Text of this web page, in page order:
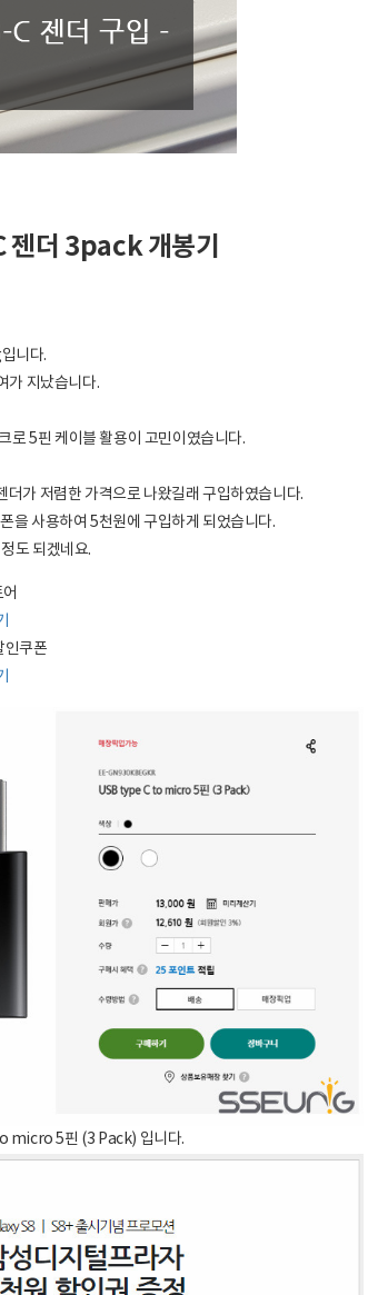
더 3pack 개봉기
니다.
가 지났습니다.
로 5핀 케이블 활용이 고민이였습니다.
가 저렴한 가격으로 나왔길래 구입하였습니다.
을 사용하여 5천원에 구입하게 되었습니다.
도 되겠네요.
인쿠폰
micro 5핀 (3 Pack) 입니다.